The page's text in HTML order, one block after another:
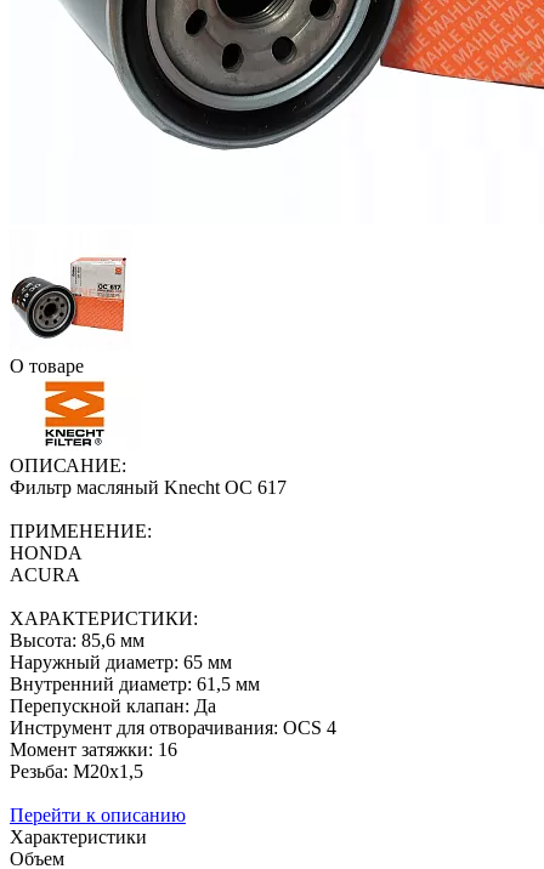
О товаре
ОПИСАНИЕ:
Фильтр масляный Knecht OC 617
ПРИМЕНЕНИЕ:
HONDA
ACURA
ХАРАКТЕРИСТИКИ:
Высота: 85,6 мм
Наружный диаметр: 65 мм
Внутренний диаметр: 61,5 мм
Перепускной клапан: Да
Инструмент для отворачивания: OCS 4
Момент затяжки: 16
Резьба: M20x1,5
Перейти к описанию
Характеристики
Объем